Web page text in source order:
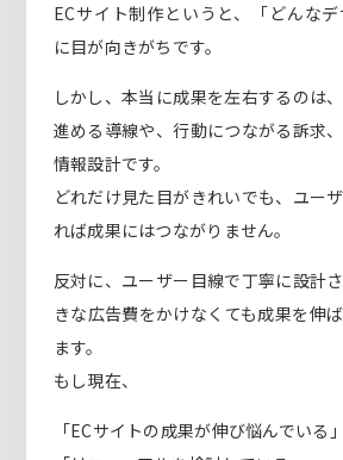
ECサイト制作というと、「どんなデ
に目が向きがちです。
しかし、本当に成果を左右するのは
進める導線や、行動につながる訴求
情報設計です。
どれだけ見た目がきれいでも、ユー
れば成果にはつながりません。
反対に、ユーザー目線で丁寧に設計
きな広告費をかけなくても成果を伸
ます。
もし現在、
「ECサイトの成果が伸び悩んでいる」